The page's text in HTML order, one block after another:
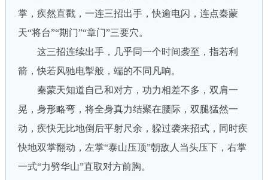
掌，疾然直戳，一连三招出手，快逾电闪，连点秦蒙
天“将台”“期门”“章门”三要穴。
这三招连续出手，几乎同一个时间袭至，指若利
箭，快若风驰电掣般，端的不同凡响。
秦蒙天知道自己和对方，功力相差不多，双肩一
晃，身形略弯，将全身真力结聚在腰际，双腿猛然一
动，疾快无比地倒后平射尺余，躱过袭来招式，同时疾
快地双掌翻动，左掌“泰山压顶”朝敌人当头压下，右掌
一式“力劈华山”直取对方前胸。